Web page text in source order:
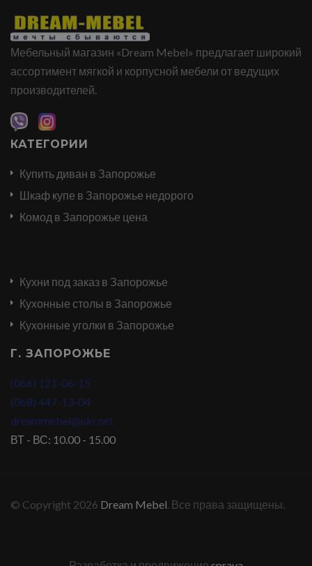
Мебельный магазин «Dream Mebel» предлагает широкий
ассортимент мягкой и корпусной мебели от ведущих
производителей.
КАТЕГОРИИ
Купить диван в Запорожье
Шкаф купе в Запорожье недорого
Комод в Запорожье цена
Кухни под заказ в Запорожье
Кухонные столы в Запорожье
Кухонные уголки в Запорожье
Г. ЗАПОРОЖЬЕ
(066) 121-06-15
(068) 447-13-04
dreammebel@ukr.net
ВТ - ВС: 10.00 - 15.00
© Copyright 2026 Dream Mebel . Все права защищены.